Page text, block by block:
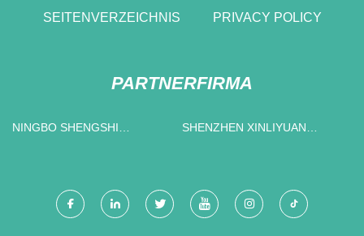
SEITENVERZEICHNIS PRIVACY POLICY
PARTNERFIRMA
NINGBO SHENGSHI
SHENZHEN XINLIYUAN